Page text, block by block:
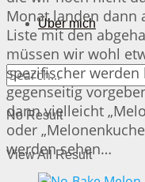
Über mich
No Result
View All Result
Monat landen dann
Liste mit den
müssen wir wohl
spezifischer werden
gegenseitig
dann vielleicht
oder
werden sehen…